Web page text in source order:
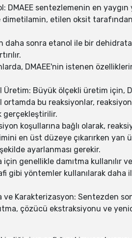
DMAEE sentezlemenin en
dimetilamin, etilen oksit
daha sonra etanol ile bir
DMAEE'nin istenen
Üretim: Büyük ölçekli üretim için,
bu reaksiyonlar,
gerçekleştirilir.
koşullarına bağlı olarak,
en üst düzeye çıkarırken
ayarlanması gerekir.
için genellikle damıtma kullanılır
gibi yöntemler kullanılarak daha
ve Karakterizasyon: Sentezden
çözücü ekstraksiyonu ve